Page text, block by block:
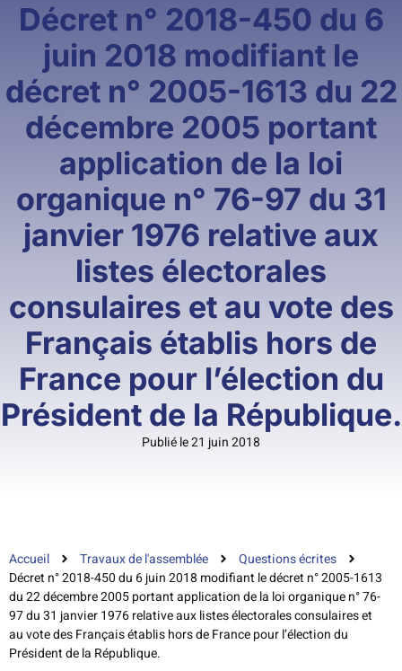
Décret n° 2018-450 du 6
juin 2018 modifiant le
décret n° 2005-1613 du 22
décembre 2005 portant
application de la loi
organique n° 76-97 du 31
janvier 1976 relative aux
listes électorales
consulaires et au vote des
Français établis hors de
France pour l’élection du
Président de la République.
Publié le 21 juin 2018
Accueil Travaux de l'assemblée
Questions écrites
Décret n° 2018-450 du 6 juin 2018 modifiant le décret n° 2005-1613
du 22 décembre 2005 portant application de la loi organique n° 76-
97 du 31 janvier 1976 relative aux listes électorales consulaires et
au vote des Français établis hors de France pour l’élection du
Président de la République.